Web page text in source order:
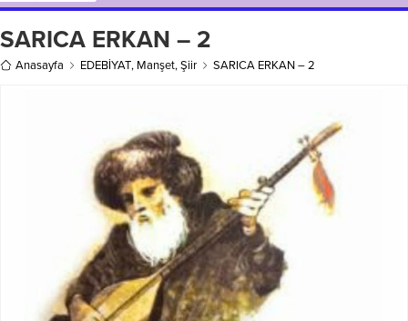
SARICA ERKAN – 2
Anasayfa EDEBİYAT, Manşet,Şiir SARICA ERKAN – 2